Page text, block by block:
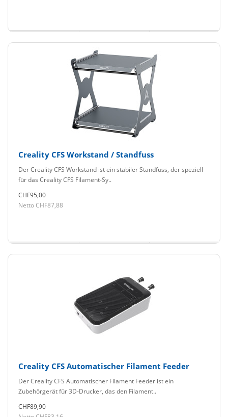
Creality CFS Workstand / Standfuss
Der Creality CFS Workstand ist ein stabiler Standfuss, der speziell
für das Creality CFS Filament-Sy..
CHF95,00
Netto CHF87,88
Creality CFS Automatischer Filament Feeder
Der Creality CFS Automatischer Filament Feeder ist ein
Zubehörgerät für 3D-Drucker, das den Filament..
CHF89,90